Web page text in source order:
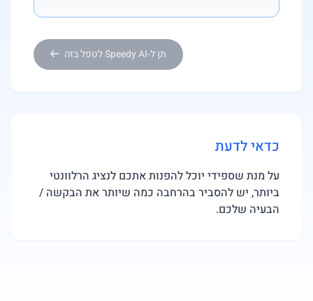
תן ל-Speedy AI לטפל בזה
כדאי לדעת
על מנת שספידי יוכל להפנות אתכם לנציג הרלוונטי
ביותר, יש להסביר בהרחבה כמה שיותר את הבקשה /
הבעיה שלכם.